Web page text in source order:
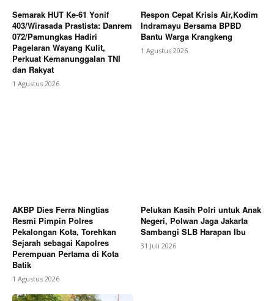
Semarak HUT Ke-61 Yonif
403/Wirasada Prastista: Danrem
072/Pamungkas Hadiri
Pagelaran Wayang Kulit,
Perkuat Kemanunggalan TNI
dan Rakyat
1 Agustus 2026
Respon Cepat Krisis Air,Kodim
Indramayu Bersama BPBD
Bantu Warga Krangkeng
1 Agustus 2026
AKBP Dies Ferra Ningtias
Resmi Pimpin Polres
Pekalongan Kota, Torehkan
Sejarah sebagai Kapolres
Perempuan Pertama di Kota
Batik
1 Agustus 2026
Pelukan Kasih Polri untuk Anak
Negeri, Polwan Jaga Jakarta
Sambangi SLB Harapan Ibu
31 Juli 2026